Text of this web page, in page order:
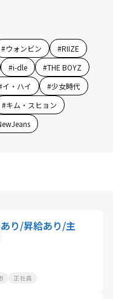
#ウォンビン #RIIZE
#i-dle #THE BOYZ
イ・ハイ #少女時代
#キム・スヒョン
り/昇給あり/主
正社員